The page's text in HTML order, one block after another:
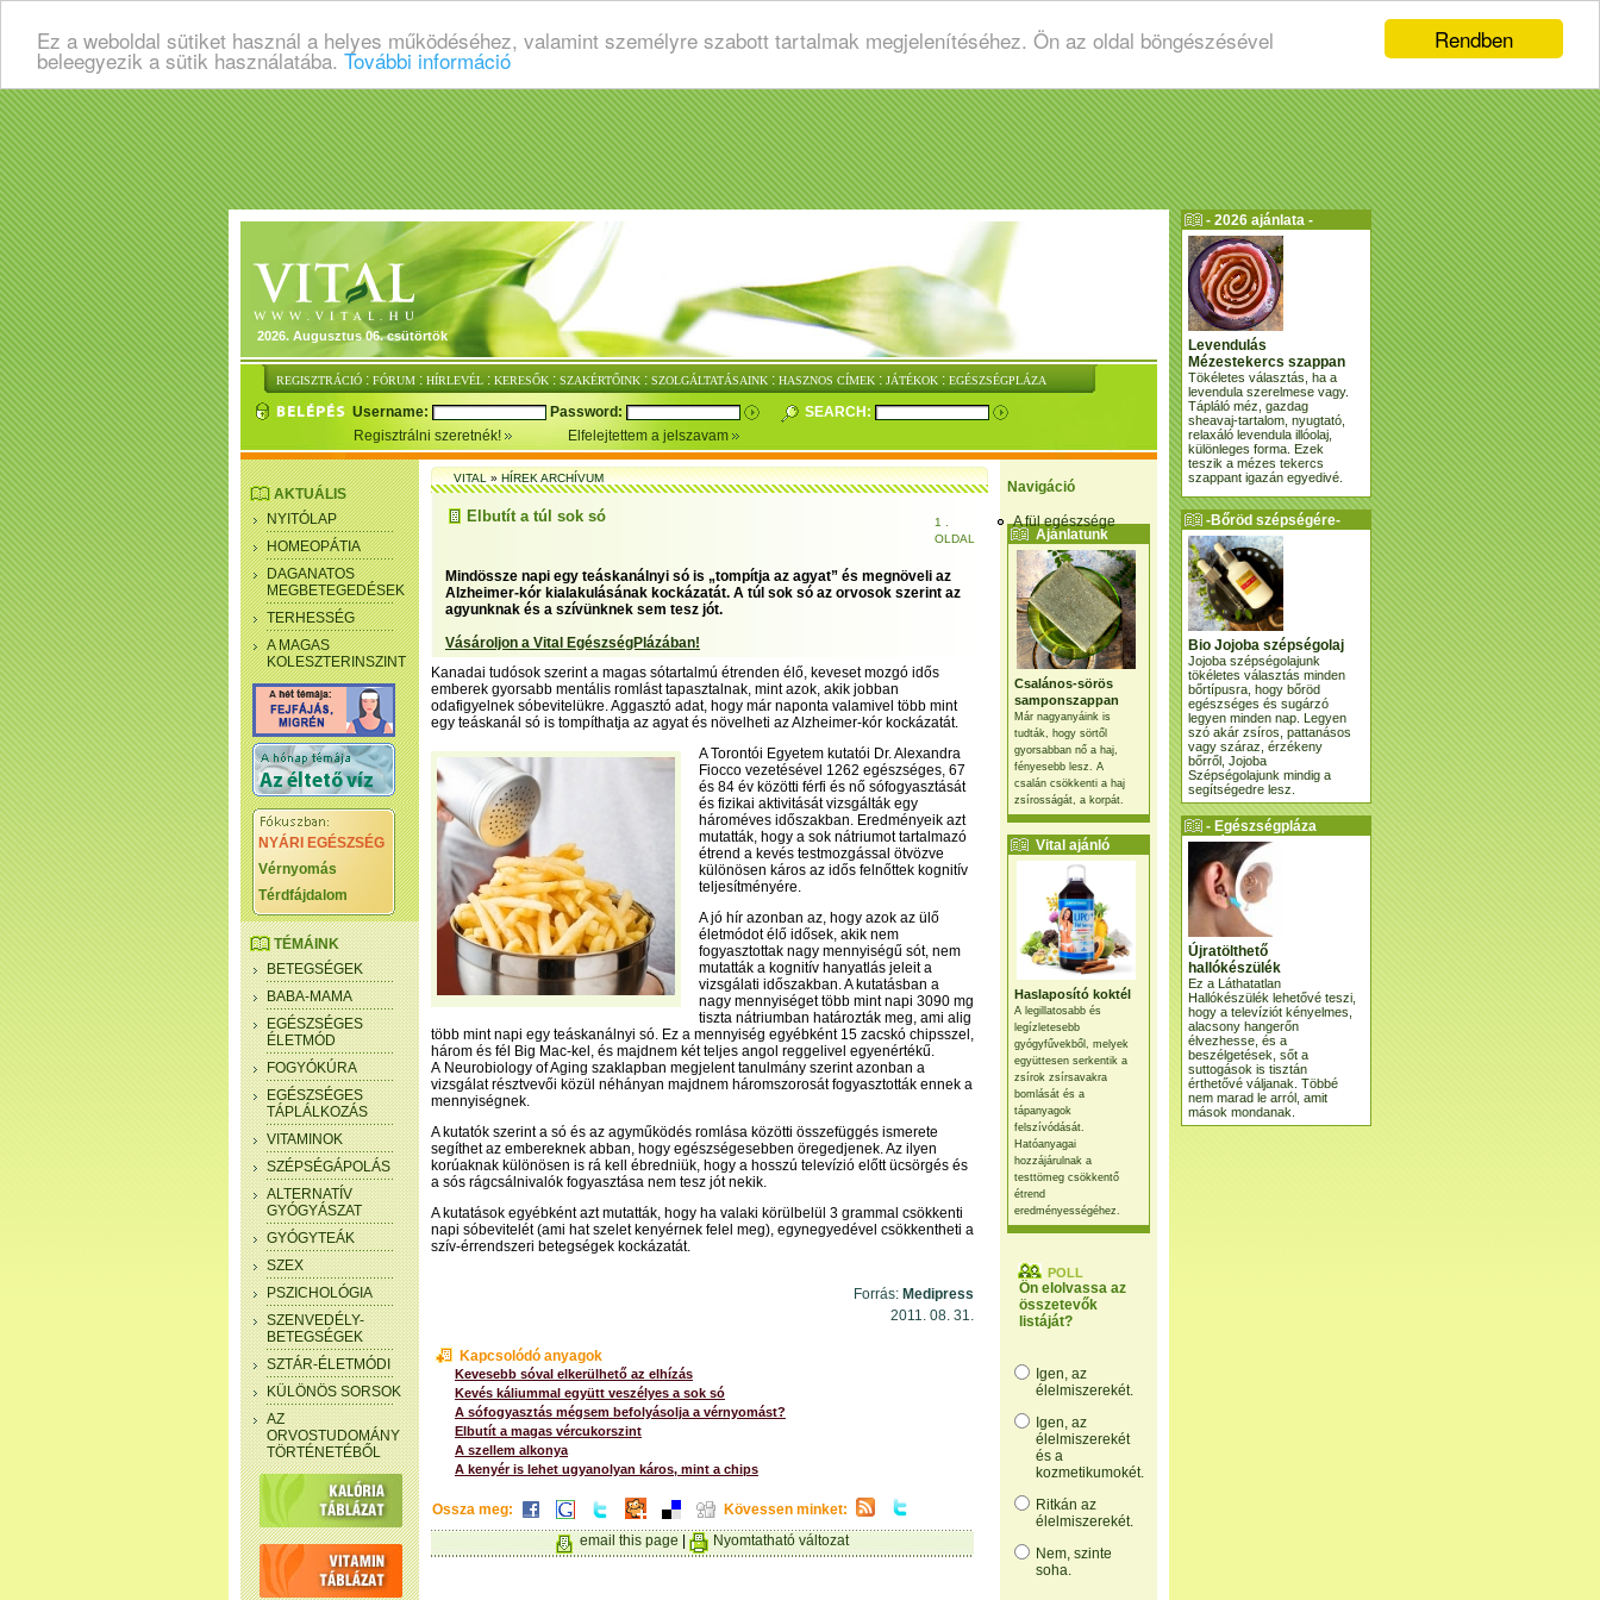
Rendben
Ez a weboldal sütiket használ a helyes működéséhez, valamint személyre szabott tartalmak megjelenítéséhez. Ön az oldal böngészésével
beleegyezik a sütik használatába. További információ
2026. Augusztus 06. csütörtök
REGISZTRÁCIÓ : FÓRUM : HÍRLEVÉL : KERESŐK : SZAKÉRTŐINK : SZOLGÁLTATÁSAINK : HASZNOS CÍMEK : JÁTÉKOK : EGÉSZSÉGPLÁZA
Username: Password:
SEARCH:
Regisztrálni szeretnék!
Elfelejtettem a jelszavam
Navigáció
A fül egészsége
Ajánlatunk
Csalános-sörös
samponszappan
Már nagyanyáink is
tudták, hogy sörtől
gyorsabban nő a haj,
fényesebb lesz. A
csalán csökkenti a haj
zsírosságát, a korpát.
Vital ajánló
Haslaposító koktél
A legillatosabb és
legízletesebb
gyógyfűvekből, melyek
együttesen serkentik a
zsírok zsírsavakra
bomlását és a
tápanyagok
felszívódását.
Hatóanyagai
hozzájárulnak a
testtömeg csökkentő
étrend
eredményességéhez.
POLL
Ön elolvassa az
összetevők
listáját?
Igen, az
élelmiszerekét.
Igen, az
élelmiszerekét
és a
kozmetikumokét.
Ritkán az
élelmiszerekét.
Nem, szinte
soha.
AKTUÁLIS
NYITÓLAP
HOMEOPÁTIA
DAGANATOS
MEGBETEGEDÉSEK
TERHESSÉG
A MAGAS
KOLESZTERINSZINT
NYÁRI EGÉSZSÉG
Vérnyomás
Térdfájdalom
TÉMÁINK
BETEGSÉGEK
BABA-MAMA
EGÉSZSÉGES
ÉLETMÓD
FOGYÓKÚRA
EGÉSZSÉGES
TÁPLÁLKOZÁS
VITAMINOK
SZÉPSÉGÁPOLÁS
ALTERNATÍV
GYÓGYÁSZAT
GYÓGYTEÁK
SZEX
PSZICHOLÓGIA
SZENVEDÉLY-
BETEGSÉGEK
SZTÁR-ÉLETMÓDI
KÜLÖNÖS SORSOK
AZ
ORVOSTUDOMÁNY
TÖRTÉNETÉBŐL
VITAL»HÍREK ARCHÍVUM
Elbutít a túl sok só
1 .
OLDAL
Mindössze napi egy teáskanálnyi só is „tompítja az agyat” és megnöveli az
Alzheimer-kór kialakulásának kockázatát. A túl sok só az orvosok szerint az
agyunknak és a szívünknek sem tesz jót.
Vásároljon a Vital EgészségPlázában!
Kanadai tudósok szerint a magas sótartalmú étrenden élő, keveset mozgó idős
emberek gyorsabb mentális romlást tapasztalnak, mint azok, akik jobban
odafigyelnek sóbevitelükre. Aggasztó adat, hogy már naponta valamivel több mint
egy teáskanál só is tompíthatja az agyat és növelheti az Alzheimer-kór kockázatát.
A Torontói Egyetem kutatói Dr. Alexandra
Fiocco vezetésével 1262 egészséges, 67
és 84 év közötti férfi és nő sófogyasztását
és fizikai aktivitását vizsgálták egy
hároméves időszakban. Eredményeik azt
mutatták, hogy a sok nátriumot tartalmazó
étrend a kevés testmozgással ötvözve
különösen káros az idős felnőttek kognitív
teljesítményére.
A jó hír azonban az, hogy azok az ülő
életmódot élő idősek, akik nem
fogyasztottak nagy mennyiségű sót, nem
mutatták a kognitív hanyatlás jeleit a
vizsgálati időszakban. A kutatásban a
nagy mennyiséget több mint napi 3090 mg
tiszta nátriumban határozták meg, ami alig
több mint napi egy teáskanálnyi só. Ez a mennyiség egyébként 15 zacskó chipsszel,
három és fél Big Mac-kel, és majdnem két teljes angol reggelivel egyenértékű.
A Neurobiology of Aging szaklapban megjelent tanulmány szerint azonban a
vizsgálat résztvevői közül néhányan majdnem háromszorosát fogyasztották ennek a
mennyiségnek.
A kutatók szerint a só és az agyműködés romlása közötti összefüggés ismerete
segíthet az embereknek abban, hogy egészségesebben öregedjenek. Az ilyen
korúaknak különösen is rá kell ébredniük, hogy a hosszú televízió előtt ücsörgés és
a sós rágcsálnivalók fogyasztása nem tesz jót nekik.
A kutatások egyébként azt mutatták, hogy ha valaki körülbelül 3 grammal csökkenti
napi sóbevitelét (ami hat szelet kenyérnek felel meg), egynegyedével csökkentheti a
szív-érrendszeri betegségek kockázatát.
Forrás: Medipress
2011. 08. 31.
Kapcsolódó anyagok
Kevesebb sóval elkerülhető az elhízás
Kevés káliummal együtt veszélyes a sok só
A sófogyasztás mégsem befolyásolja a vérnyomást?
Elbutít a magas vércukorszint
A szellem alkonya
A kenyér is lehet ugyanolyan káros, mint a chips
Ossza meg:
Kövessen minket:
email this page
Nyomtatható változat
- 2026 ajánlata -
Levendulás
Mézestekercs szappan
Tökéletes választás, ha a
levendula szerelmese vagy.
Tápláló méz, gazdag
sheavaj-tartalom, nyugtató,
relaxáló levendula illóolaj,
különleges forma. Ezek
teszik a mézes tekercs
szappant igazán egyedivé.
-Bőröd szépségére-
Bio Jojoba szépségolaj
Jojoba szépségolajunk
tökéletes választás minden
bőrtípusra, hogy bőröd
egészséges és sugárzó
legyen minden nap. Legyen
szó akár zsíros, pattanásos
vagy száraz, érzékeny
bőrről, Jojoba
Szépségolajunk mindig a
segítségedre lesz.
- Egészségpláza
ajánlatunk -
Újratölthető
hallókészülék
Ez a Láthatatlan
Hallókészülék lehetővé teszi,
hogy a televíziót kényelmes,
alacsony hangerőn
élvezhesse, és a
beszélgetések, sőt a
suttogások is tisztán
érthetővé váljanak. Többé
nem marad le arról, amit
mások mondanak.